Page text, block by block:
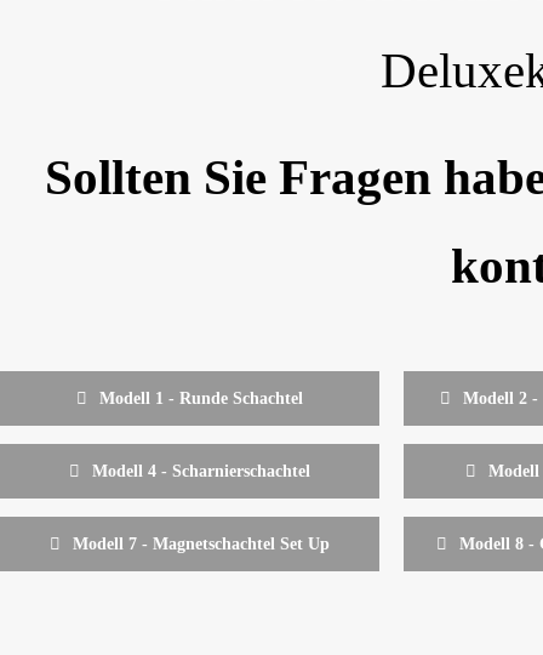
Sollten Sie Fragen
Modell 1 - Runde Schachtel Modell 2 -
Modell 4 - Scharnierschachtel Modell
Modell 7 - Magnetschachtel Set Up Modell 8 -